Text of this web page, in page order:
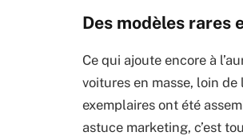
Des modèles rares
Ce qui ajoute encore à
voitures en masse, loin
exemplaires ont été
astuce marketing, c’est